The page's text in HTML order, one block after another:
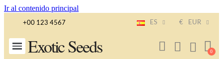
Ir al contenido principal
+00 123 4567 ES € EUR
Exotic Seeds